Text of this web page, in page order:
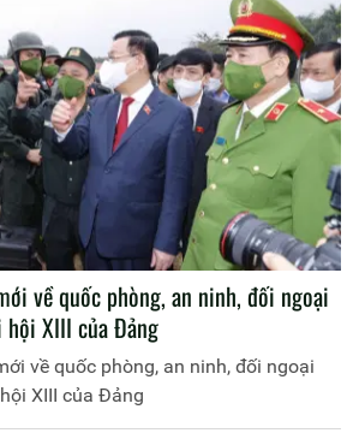
về quốc phòng, an ninh, đối ngoại
XIII của Đảng
về quốc phòng, an ninh, đối ngoại
XIII của Đảng